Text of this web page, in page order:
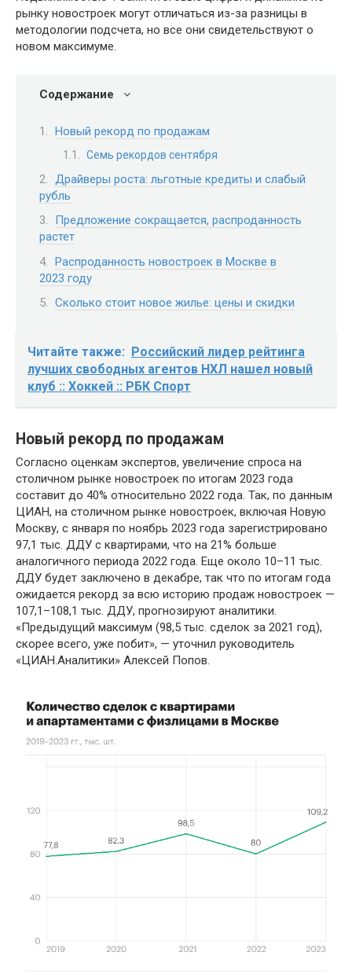
рынку новостроек могут отличаться из-за разницы в
методологии подсчета, но все они свидетельствуют о
новом максимуме.
Содержание
Новый рекорд по продажам
Семь рекордов сентября
Драйверы роста: льготные кредиты и слабый
рубль
Предложение сокращается, распроданность
растет
Распроданность новостроек в Москве в
2023 году
Сколько стоит новое жилье: цены и скидки
Читайте также: Российский лидер рейтинга
лучших свободных агентов НХЛ нашел новый
клуб :: Хоккей :: РБК Спорт
Новый рекорд по продажам
Согласно оценкам экспертов, увеличение спроса на
столичном рынке новостроек по итогам 2023 года
составит до 40% относительно 2022 года. Так, по данным
ЦИАН, на столичном рынке новостроек, включая Новую
Москву, с января по ноябрь 2023 года зарегистрировано
97,1 тыс. ДДУ с квартирами, что на 21% больше
аналогичного периода 2022 года. Еще около 10–11 тыс.
ДДУ будет заключено в декабре, так что по итогам года
ожидается рекорд за всю историю продаж новостроек —
107,1–108,1 тыс. ДДУ, прогнозируют аналитики.
«Предыдущий максимум (98,5 тыс. сделок за 2021 год),
скорее всего, уже побит», — уточнил руководитель
«ЦИАН.Аналитики» Алексей Попов.